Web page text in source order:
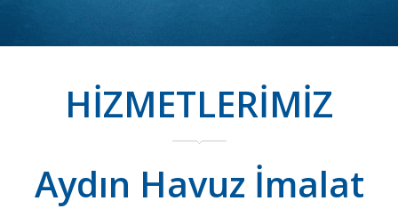
HİZMETLERİMİZ
Aydın Havuz İmalat